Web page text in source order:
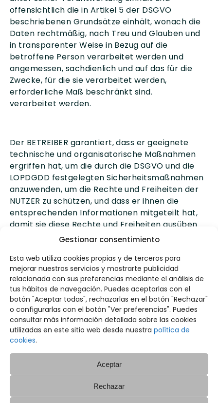
Gestionar consentimiento
Esta web utiliza cookies propias y de terceros para
mejorar nuestros servicios y mostrarte publicidad
relacionada con sus preferencias mediante el análisis de
tus hábitos de navegación. Puedes aceptarlas con el
botón "Aceptar todas", rechazarlas en el botón "Rechazar"
o configurarlas con el botón "Ver preferencias". Puedes
consultar más información detallada sobre las cookies
utilizadas en este sitio web desde nuestra política de
cookies.
Aceptar
Rechazar
offensichtlich die in Artikel 5 der DSGVO
beschriebenen Grundsätze einhält, wonach die
Daten rechtmäßig, nach Treu und Glauben und
in transparenter Weise in Bezug auf die
betroffene Person verarbeitet werden und
angemessen, sachdienlich und auf das für die
Zwecke, für die sie verarbeitet werden,
erforderliche Maß beschränkt sind.
verarbeitet werden.
Der BETREIBER garantiert, dass er geeignete
technische und organisatorische Maßnahmen
ergriffen hat, um die durch die DSGVO und die
LOPDGDD festgelegten Sicherheitsmaßnahmen
anzuwenden, um die Rechte und Freiheiten der
NUTZER zu schützen, und dass er ihnen die
entsprechenden Informationen mitgeteilt hat,
damit sie diese Rechte und Freiheiten ausüben
Für weitere Informationen über die
Datenschutzgarantien können Sie den
VERANTWORTLICHEN über BUENDÍA 2022, S.L.
kontaktieren.